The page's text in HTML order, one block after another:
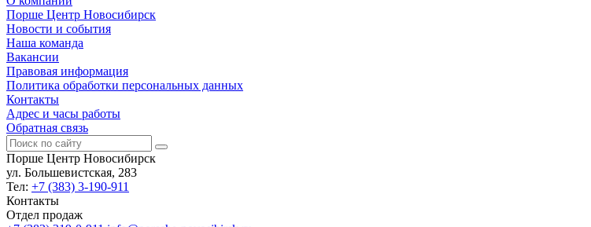
Порше Центр Новосибирск
Новости и события
Наша команда
Вакансии
Правовая информация
Политика обработки персональных данных
Контакты
Адрес и часы работы
Обратная связь
Порше Центр Новосибирск
ул. Большевистская, 283
Тел: +7 (383) 3-190-911
Контакты
Отдел продаж